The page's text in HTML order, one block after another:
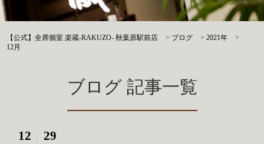
【公式】全席個室 楽蔵‐RAKUZO‐ 秋葉原駅前店 > ブログ >2021年
>
12月
ブログ 記事一覧
12 29